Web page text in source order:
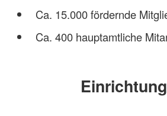
Ca. 15.000 fördernde
Ca. 400 hauptamtliche